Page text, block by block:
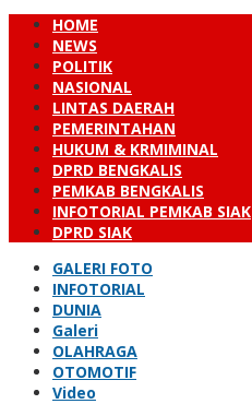
HOME
NEWS
POLITIK
NASIONAL
LINTAS DAERAH
PEMERINTAHAN
HUKUM & KRMIMINAL
DPRD BENGKALIS
PEMKAB BENGKALIS
INFOTORIAL PEMKAB SIAK
DPRD SIAK
GALERI FOTO
INFOTORIAL
DUNIA
Galeri
OLAHRAGA
OTOMOTIF
Video